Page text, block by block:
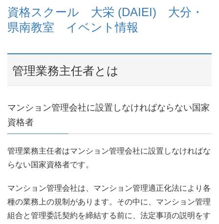
資格スクール 大栄 (DAIEI) 大分・
県南教室 イベント情報
管理業務主任者とは
マンション管理会社に設置しなければならない国家
資格者
管理業務主任者はマンション管理会社に設置しなければな
らない国家資格者です。
マンション管理会社は、マンション管理適正化法により各
種の業務上の規制があります。その中に、マンション管理
組合と管理委託契約を締結する前に、法定事項の説明をす